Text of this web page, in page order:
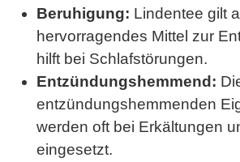
Beruhigung: Lindentee gilt
hervorragendes Mittel zur
hilft bei Schlafstörungen.
Entzündungshemmend:
entzündungshemmenden
werden oft bei Erkältungen
eingesetzt.